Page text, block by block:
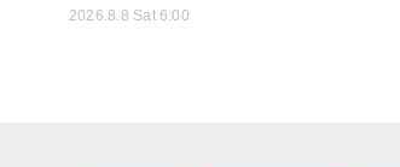
2026.8.8 Sat 6:00